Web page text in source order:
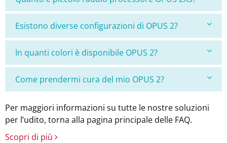
Esistono diverse configurazioni di OPUS 2?
In quanti colori è disponibile OPUS 2?
Come prendermi cura del mio OPUS 2?
Per maggiori informazioni su tutte le nostre soluzioni
per l’udito, torna alla pagina principale delle FAQ.
Scopri di più